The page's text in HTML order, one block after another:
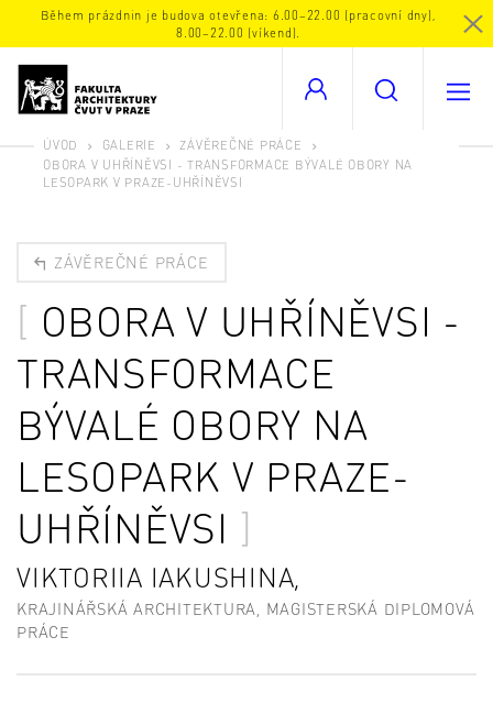
Během prázdnin je budova otevřena: 6.00–22.00 (pracovní dny),
8.00–22.00 (víkend).
ÚVOD GALERIE
ZÁVĚREČNÉ PRÁCE
OBORA V UHŘÍNĚVSI - TRANSFORMACE BÝVALÉ OBORY NA
LESOPARK V PRAZE-UHŘÍNĚVSI
ZÁVĚREČNÉ PRÁCE
OBORA V UHŘÍNĚVSI -
TRANSFORMACE
BÝVALÉ OBORY NA
LESOPARK V PRAZE-
UHŘÍNĚVSI
VIKTORIIA IAKUSHINA,
KRAJINÁŘSKÁ ARCHITEKTURA, MAGISTERSKÁ DIPLOMOVÁ
PRÁCE